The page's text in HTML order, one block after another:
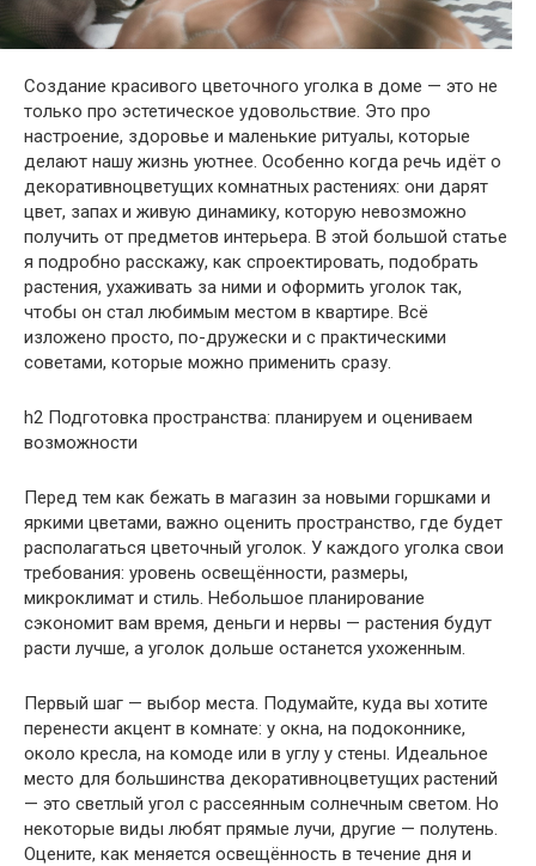
Создание красивого цветочного уголка в доме — это не
только про эстетическое удовольствие. Это про
настроение, здоровье и маленькие ритуалы, которые
делают нашу жизнь уютнее. Особенно когда речь идёт о
декоративноцветущих комнатных растениях: они дарят
цвет, запах и живую динамику, которую невозможно
получить от предметов интерьера. В этой большой статье
я подробно расскажу, как спроектировать, подобрать
растения, ухаживать за ними и оформить уголок так,
чтобы он стал любимым местом в квартире. Всё
изложено просто, по-дружески и с практическими
советами, которые можно применить сразу.
h2 Подготовка пространства: планируем и оцениваем
возможности
Перед тем как бежать в магазин за новыми горшками и
яркими цветами, важно оценить пространство, где будет
располагаться цветочный уголок. У каждого уголка свои
требования: уровень освещённости, размеры,
микроклимат и стиль. Небольшое планирование
сэкономит вам время, деньги и нервы — растения будут
расти лучше, а уголок дольше останется ухоженным.
Первый шаг — выбор места. Подумайте, куда вы хотите
перенести акцент в комнате: у окна, на подоконнике,
около кресла, на комоде или в углу у стены. Идеальное
место для большинства декоративноцветущих растений
— это светлый угол с рассеянным солнечным светом. Но
некоторые виды любят прямые лучи, другие — полутень.
Оцените, как меняется освещённость в течение дня и